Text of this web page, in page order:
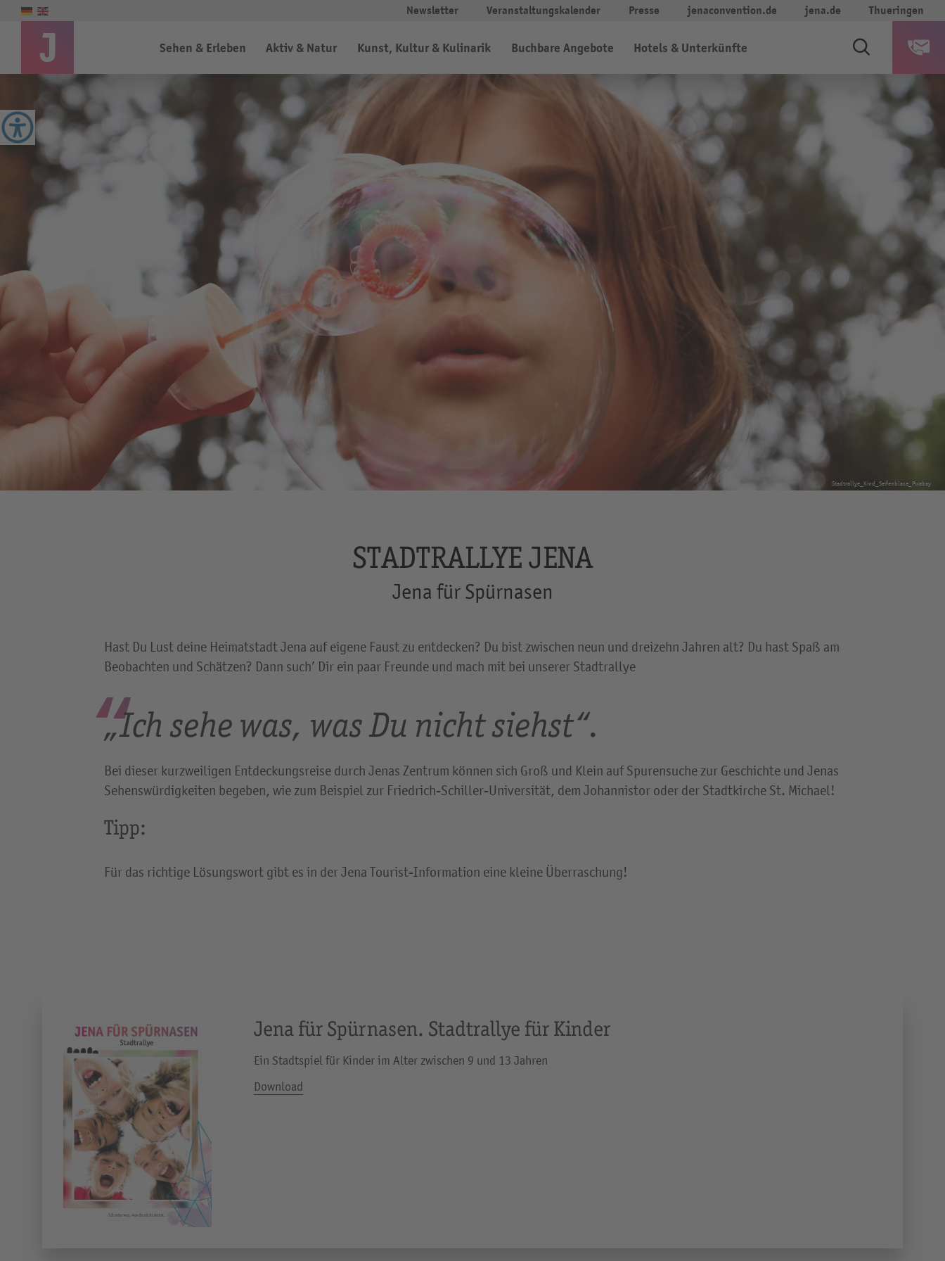
Newsletter Veranstaltungskalender Presse jenaconvention.de jena.de Thueringen
Sehen & Erleben Aktiv & Natur Kunst, Kultur & Kulinarik Buchbare Angebote Hotels & Unterkünfte
Stadtrallye_Kind_Seifenblase_Pixabay
STADTRALLYE JENA
Jena für Spürnasen
Hast Du Lust deine Heimatstadt Jena auf eigene Faust zu entdecken? Du bist zwischen neun und dreizehn Jahren alt? Du hast Spaß am
Beobachten und Schätzen? Dann such’ Dir ein paar Freunde und mach mit bei unserer Stadtrallye
„Ich sehe was, was Du nicht siehst“.
Bei dieser kurzweiligen Entdeckungsreise durch Jenas Zentrum können sich Groß und Klein auf Spurensuche zur Geschichte und Jenas
Sehenswürdigkeiten begeben, wie zum Beispiel zur Friedrich-Schiller-Universität, dem Johannistor oder der Stadtkirche St. Michael!
Tipp:
Für das richtige Lösungswort gibt es in der Jena Tourist-Information eine kleine Überraschung!
Jena für Spürnasen. Stadtrallye für Kinder
Ein Stadtspiel für Kinder im Alter zwischen 9 und 13 Jahren
Download